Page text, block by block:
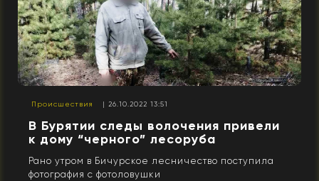
Происшествия | 26.10.2022 13:51
В Бурятии следы волочения привели
к дому “черного” лесоруба
Рано утром в Бичурское лесничество поступила
фотография с фотоловушки